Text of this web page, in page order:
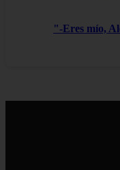
"-Eres mío,